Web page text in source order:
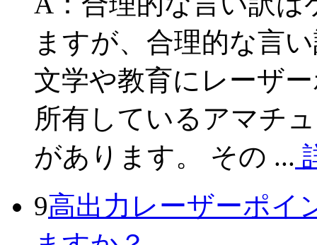
ますが、合理的な言
文学や教育にレーザ
所有しているアマチ
があります。 その ...
9高出力レーザーポイ